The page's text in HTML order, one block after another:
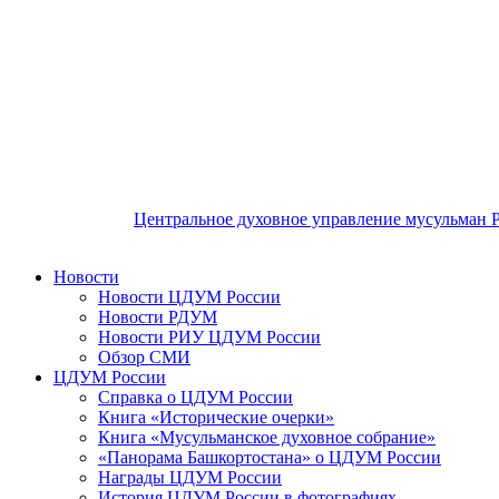
Центральное духовное управление мусульман
Новости
Новости ЦДУМ России
Новости РДУМ
Новости РИУ ЦДУМ России
Обзор СМИ
ЦДУМ России
Справка о ЦДУМ России
Книга «Исторические очерки»
Книга «Мусульманское духовное собрание»
«Панорама Башкортостана» о ЦДУМ России
Награды ЦДУМ России